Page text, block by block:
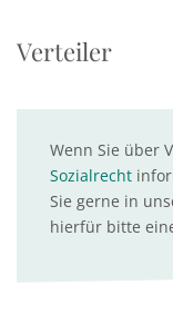
Verteiler
Wenn Sie über
Sozialrecht
Sie gerne in
hierfür bitte